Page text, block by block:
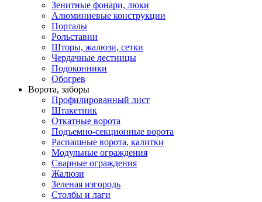
Зенитные фонари, люки
Алюминиевые конструкции
Порталы
Рольставни
Шторы, жалюзи, сетки
Чердачные лестницы
Подоконники
Обогрев
Ворота, заборы
Профилированный лист
Штакетник
Откатные ворота
Подъемно-секционные ворота
Распашные ворота, калитки
Модульные ограждения
Сварные ограждения
Жалюзи
Зеленая изгородь
Столбы и лаги